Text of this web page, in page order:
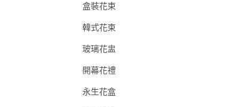
盒裝花束
韓式花束
玻璃花盅
開幕花禮
永生花盒